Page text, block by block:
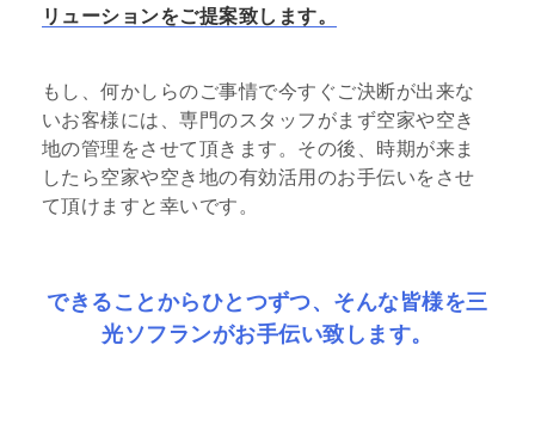
リューションをご提案致します。
もし、何かしらのご事情で今すぐご決断が出来な
いお客様には、専門のスタッフがまず空家や空き
地の管理をさせて頂きます。その後、時期が来ま
したら空家や空き地の有効活用のお手伝いをさせ
て頂けますと幸いです。
できることからひとつずつ、 そんな皆様を三
光ソフランがお手伝い致します。